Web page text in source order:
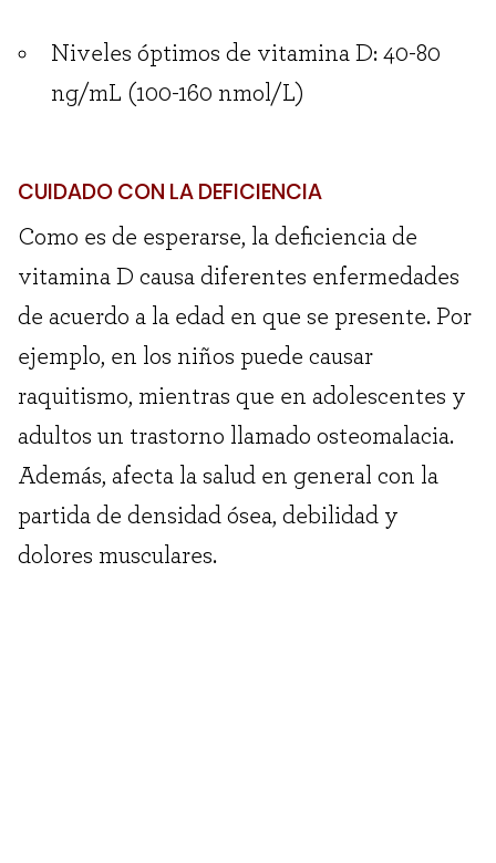
Niveles óptimos de vitamina D: 40-80
ng/mL (100-160 nmol/L)
CUIDADO CON LA DEFICIENCIA
Como es de esperarse, la deficiencia de
vitamina D causa diferentes enfermedades
de acuerdo a la edad en que se presente. Por
ejemplo, en los niños puede causar
raquitismo, mientras que en adolescentes y
adultos un trastorno llamado osteomalacia.
Además, afecta la salud en general con la
partida de densidad ósea, debilidad y
dolores musculares.